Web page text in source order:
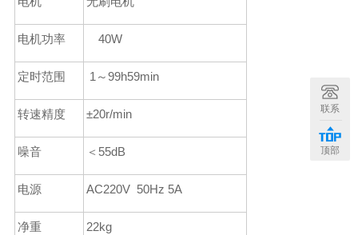
电机功率 40W
定时范围 1 ～99h59min
转速精度 ±20r/min
噪音 ＜55dB
电源 AC220V 50Hz 5A
净重 22kg
联系
顶部